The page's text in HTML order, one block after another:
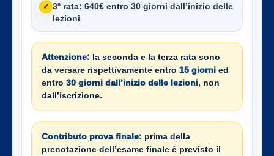
✓ 3ª rata: 640€ entro 30 giorni dall’inizio delle
lezioni
Attenzione: la seconda e la terza rata sono
da versare rispettivamente entro 15 giorni ed
entro 30 giorni dall’inizio delle lezioni, non
dall’iscrizione.
Contributo prova finale: prima della
prenotazione dell’esame finale è previsto il